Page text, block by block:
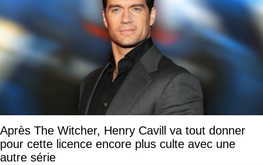
Après The Witcher, Henry Cavill va tout donner
pour cette licence encore plus culte avec une
autre série